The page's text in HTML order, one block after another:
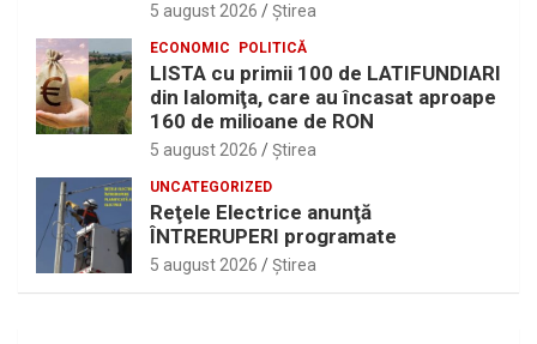
5 august 2026 Ştirea
ECONOMIC POLITICĂ
LISTA cu primii 100 de LATIFUNDIARI
din Ialomiţa, care au încasat aproape
160 de milioane de RON
5 august 2026 Ştirea
UNCATEGORIZED
Reţele Electrice anunţă
ÎNTRERUPERI programate
5 august 2026 Ştirea